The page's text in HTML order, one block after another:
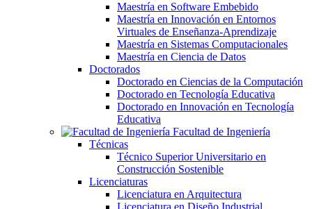
Maestría en Software Embebido
Maestría en Innovación en Entornos
Virtuales de Enseñanza-Aprendizaje
Maestría en Sistemas Computacionales
Maestría en Ciencia de Datos
Doctorados
Doctorado en Ciencias de la Computación
Doctorado en Tecnología Educativa
Doctorado en Innovación en Tecnología
Educativa
Facultad de Ingeniería
Técnicas
Técnico Superior Universitario en
Construcción Sostenible
Licenciaturas
Licenciatura en Arquitectura
Licenciatura en Diseño Industrial